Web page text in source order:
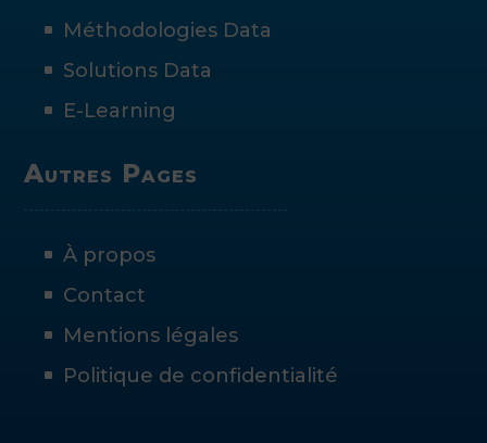
Méthodologies Data
Solutions Data
E-Learning
Autres Pages
À propos
Contact
Mentions légales
Politique de confidentialité